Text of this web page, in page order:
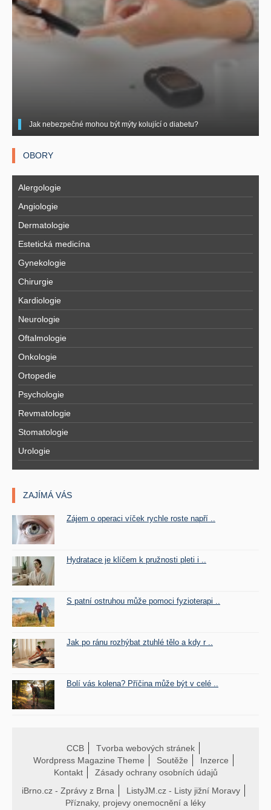
Jak nebezpečné mohou být mýty kolující o diabetu?
OBORY
Alergologie
Angiologie
Dermatologie
Estetická medicína
Gynekologie
Chirurgie
Kardiologie
Neurologie
Oftalmologie
Onkologie
Ortopedie
Psychologie
Revmatologie
Stomatologie
Urologie
ZAJÍMÁ VÁS
Zájem o operaci víček rychle roste napří ..
Hydratace je klíčem k pružnosti pleti i ..
S patní ostruhou může pomoci fyzioterapi ..
Jak po ránu rozhýbat ztuhlé tělo a kdy r ..
Bolí vás kolena? Příčina může být v celé ..
CCB
Tvorba webových stránek
Wordpress Magazine Theme
Soutěže
Inzerce
Kontakt
Zásady ochrany osobních údajů
iBrno.cz - Zprávy z Brna
ListyJM.cz - Listy jižní Moravy
Příznaky, projevy onemocnění a léky